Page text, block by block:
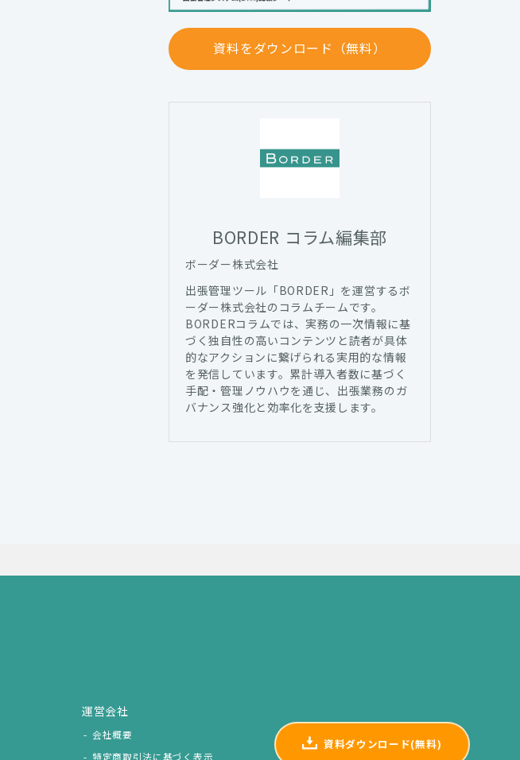
資料をダウンロード（無料）
BORDER コラム編集部
ボーダー株式会社
出張管理ツール「BORDER」を運営するボ
ーダー株式会社のコラムチームです。
BORDERコラムでは、実務の一次情報に基
づく独自性の高いコンテンツと読者が具体
的なアクションに繋げられる実用的な情報
を発信しています。累計導入者数に基づく
手配・管理ノウハウを通じ、出張業務のガ
バナンス強化と効率化を支援します。
運営会社
会社概要
特定商取引法に基づく表示
資料ダウンロード(無料)